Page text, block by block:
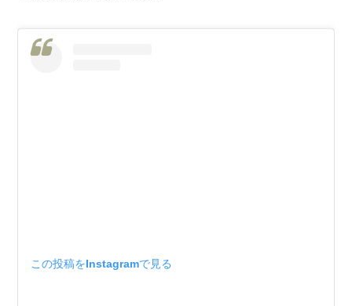
この投稿をInstagramで見る